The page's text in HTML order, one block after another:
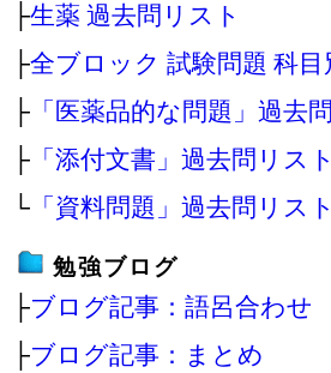
├生薬 過去問リスト
├全ブロック 試験問題 科目
├ 「医薬品的な問題」過去
├ 「添付文書」過去問リスト
└ 「資料問題」過去問リスト
勉強ブログ
├ブログ記事：語呂合わせ
├ブログ記事：まとめ